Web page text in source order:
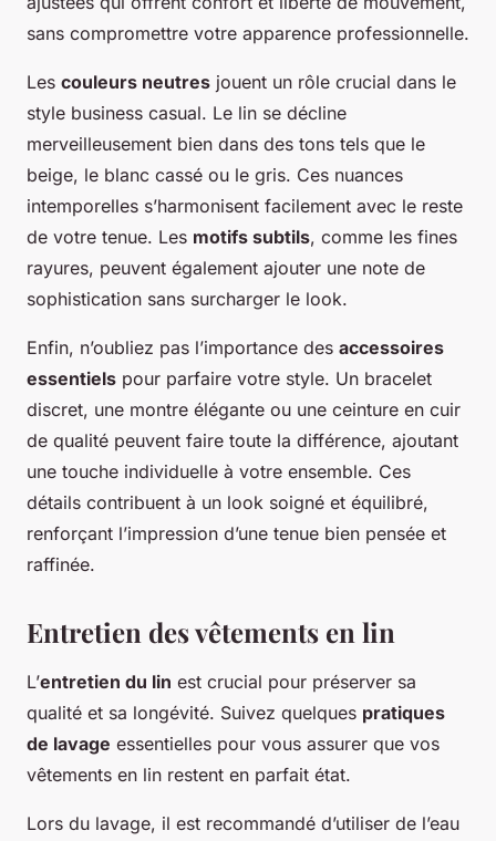
sans compromettre votre apparence professionnelle.
Les couleurs neutres jouent un rôle crucial dans le
style business casual. Le lin se décline
merveilleusement bien dans des tons tels que le
beige, le blanc cassé ou le gris. Ces nuances
intemporelles s’harmonisent facilement avec le reste
de votre tenue. Les motifs subtils, comme les fines
rayures, peuvent également ajouter une note de
sophistication sans surcharger le look.
Enfin, n’oubliez pas l’importance des accessoires
essentiels pour parfaire votre style. Un bracelet
discret, une montre élégante ou une ceinture en cuir
de qualité peuvent faire toute la différence, ajoutant
une touche individuelle à votre ensemble. Ces
détails contribuent à un look soigné et équilibré,
renforçant l’impression d’une tenue bien pensée et
raffinée.
Entretien des vêtements en lin
L’entretien du lin est crucial pour préserver sa
qualité et sa longévité. Suivez quelques pratiques
de lavage essentielles pour vous assurer que vos
vêtements en lin restent en parfait état.
Lors du lavage, il est recommandé d’utiliser de l’eau